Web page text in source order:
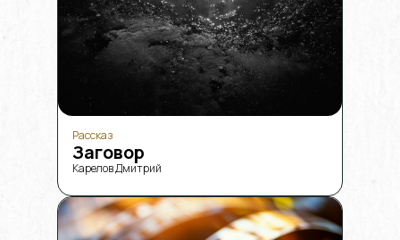
Рассказ
Заговор
Карелов Дмитрий